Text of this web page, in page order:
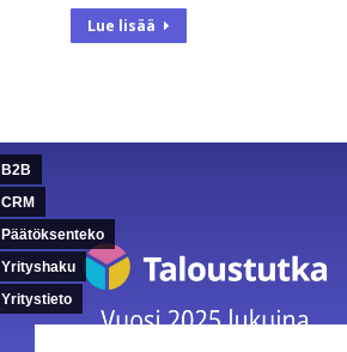
Lue lisää
B2B
CRM
Päätöksenteko
Yrityshaku
Yritystieto